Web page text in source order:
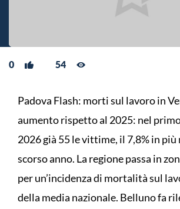
0 54
Padova Flash: morti sul lavoro in
aumento rispetto al 2025: nel
2026 già 55 le vittime, il 7,8% in
scorso anno. La regione passa in
per un’incidenza di mortalità sul
della media nazionale. Belluno fa